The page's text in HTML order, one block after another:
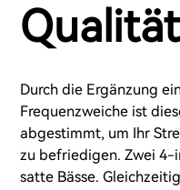
Durch die Ergänzung
Frequenzweiche ist
abgestimmt, um Ihr
zu befriedigen. Zwei
satte Bässe.